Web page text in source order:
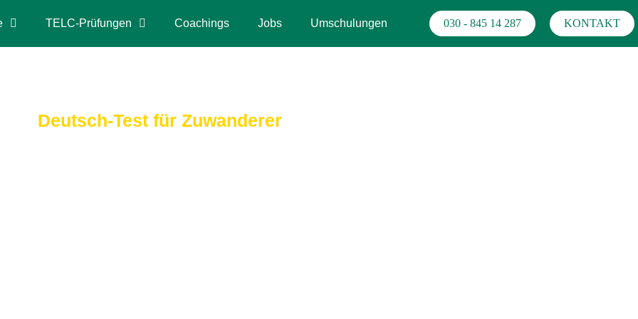
TELC-Prüfungen Coachings Jobs Umschulungen 030 - 845 14 287 KONTAKT
Deutsch-Test für Zuwanderer